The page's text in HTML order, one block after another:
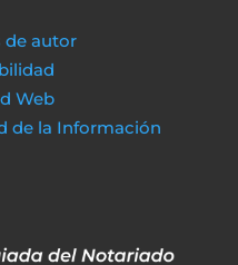
de autor
Web
de la Información